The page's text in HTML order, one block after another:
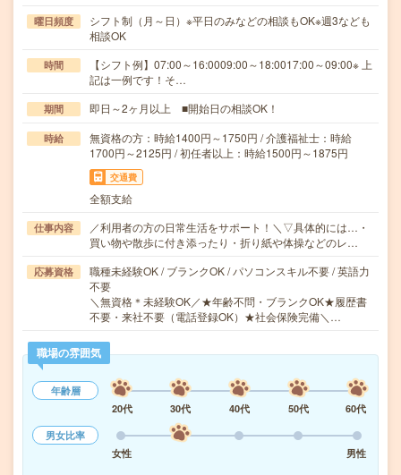
曜日頻度
シフト制（月～日）※平日のみなどの相談もOK※週3なども
相談OK
時間
【シフト例】07:00～16:0009:00～18:0017:00～09:00※ 上
記は一例です！そ…
期間 即日～2ヶ月以上 ■開始日の相談OK！
時給
無資格の方：時給1400円～1750円 / 介護福祉士：時給
1700円～2125円 / 初任者以上：時給1500円～1875円
交通費
全額支給
仕事内容
／利用者の方の日常生活をサポート！＼▽具体的には…・
買い物や散歩に付き添ったり・折り紙や体操などのレ…
応募資格
職種未経験OK / ブランクOK / パソコンスキル不要 / 英語力
不要
＼無資格＊未経験OK／★年齢不問・ブランクOK★履歴書
不要・来社不要（電話登録OK）★社会保険完備＼…
職場の雰囲気
年齢層
20代
30代 40代 50代
60代
男女比率
女性
男性